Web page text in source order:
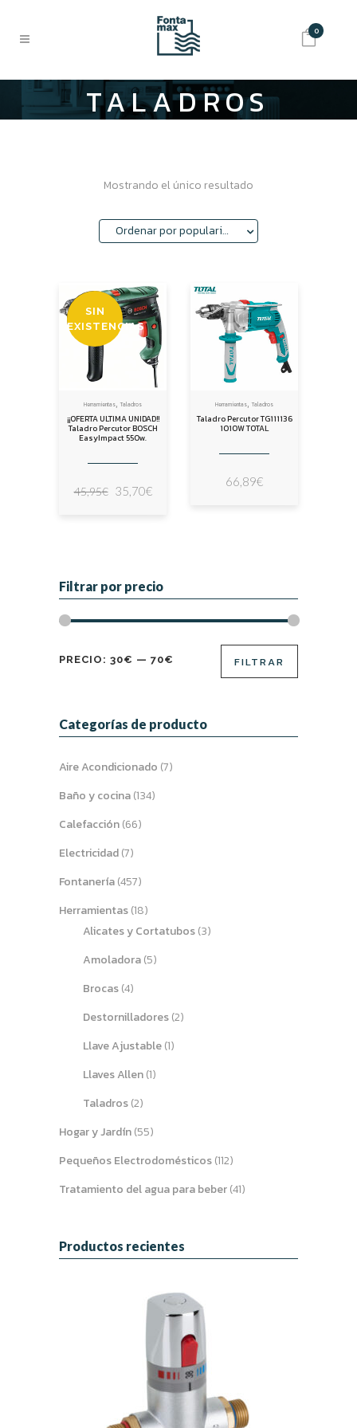
0
TALADROS
Mostrando el único resultado
Ordenar por popularidad
OFERTA
SIN
EXISTENCIAS
Herramientas, Taladros
¡¡OFERTA ULTIMA UNIDAD!!
Taladro Percutor BOSCH
EasyImpact 550w.
45,95€ El
45,95€.
35,70€El
35,70€.
Herramientas, Taladros
Taladro Percutor TG111136
1010W TOTAL
66,89€
Filtrar por precio
Precio
Precio
FILTRAR
PRECIO: 30€ — 70€
Categorías de producto
Aire Acondicionado (7)
Baño y cocina(134)
Calefacción(66)
Electricidad(7)
Fontanería(457)
Herramientas(18)
Alicates y Cortatubos(3)
Amoladora(5)
Brocas(4)
Destornilladores(2)
Llave Ajustable(1)
Llaves Allen(1)
Taladros(2)
Hogar y Jardín(55)
Pequeños Electrodomésticos(112)
Tratamiento del agua para beber(41)
Productos recientes